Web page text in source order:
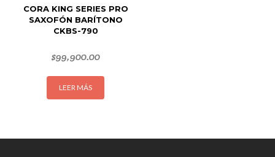
CORA KING SERIES PRO
SAXOFÓN BARÍTONO
CKBS-790
$99,900.00
LEER MÁS